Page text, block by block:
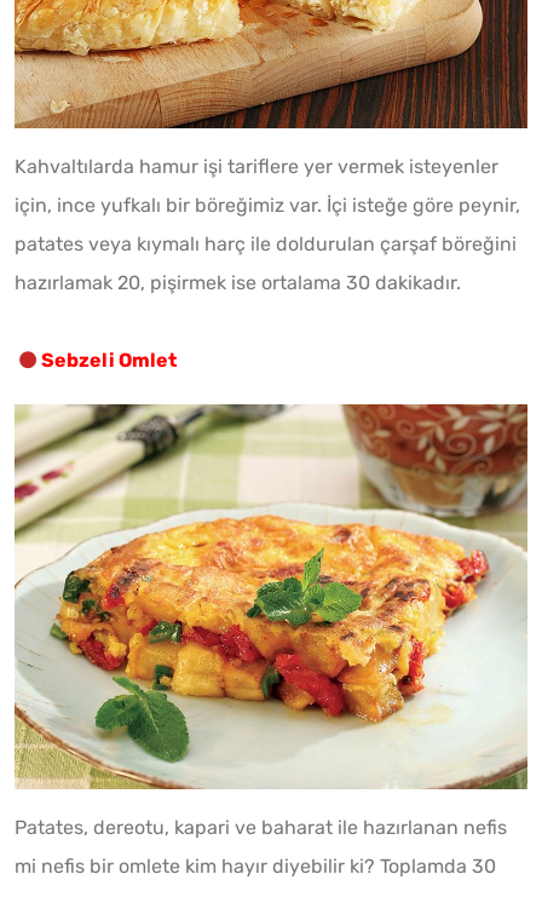
Kahvaltılarda hamur işi tariflere yer vermek isteyenler
için, ince yufkalı bir böreğimiz var. İçi isteğe göre peynir,
patates veya kıymalı harç ile doldurulan çarşaf böreğini
hazırlamak 20, pişirmek ise ortalama 30 dakikadır.
Sebzeli Omlet
Patates, dereotu, kapari ve baharat ile hazırlanan nefis
mi nefis bir omlete kim hayır diyebilir ki? Toplamda 30